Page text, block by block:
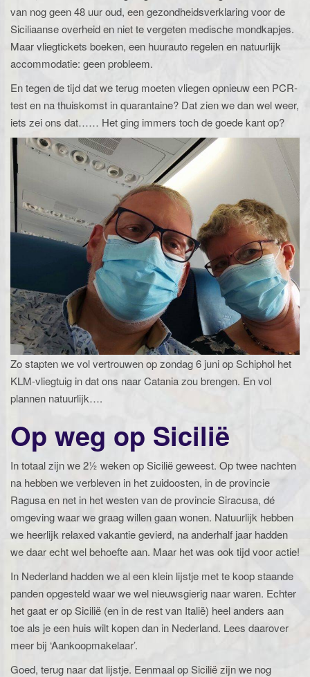
van nog geen 48 uur oud, een gezondheidsverklaring voor de
Siciliaanse overheid en niet te vergeten medische mondkapjes.
Maar vliegtickets boeken, een huurauto regelen en natuurlijk
accommodatie: geen probleem.
En tegen de tijd dat we terug moeten vliegen opnieuw een PCR-
test en na thuiskomst in quarantaine? Dat zien we dan wel weer,
iets zei ons dat…… Het ging immers toch de goede kant op?
Zo stapten we vol vertrouwen op zondag 6 juni op Schiphol het
KLM-vliegtuig in dat ons naar Catania zou brengen. En vol
plannen natuurlijk….
Op weg op Sicilië
In totaal zijn we 2½ weken op Sicilië geweest. Op twee nachten
na hebben we verbleven in het zuidoosten, in de provincie
Ragusa en net in het westen van de provincie Siracusa, dé
omgeving waar we graag willen gaan wonen. Natuurlijk hebben
we heerlijk relaxed vakantie gevierd, na anderhalf jaar hadden
we daar echt wel behoefte aan. Maar het was ook tijd voor actie!
In Nederland hadden we al een klein lijstje met te koop staande
panden opgesteld waar we wel nieuwsgierig naar waren. Echter
het gaat er op Sicilië (en in de rest van Italië) heel anders aan
toe als je een huis wilt kopen dan in Nederland. Lees daarover
meer bij ‘Aankoopmakelaar’.
Goed, terug naar dat lijstje. Eenmaal op Sicilië zijn we nog